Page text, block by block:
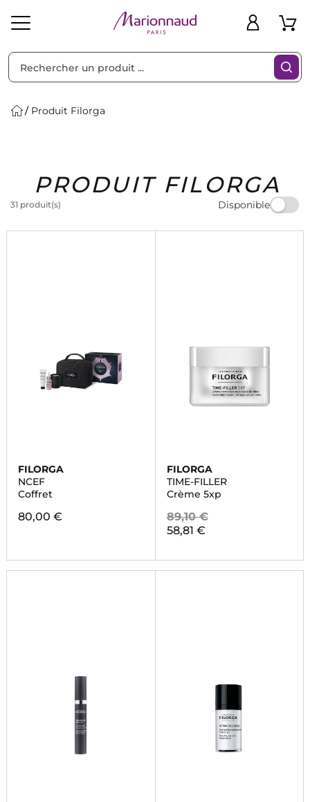
Solaire Homme Marques Idées
Cadeaux
Bons
Plans
Produit Filorga
PRODUIT FILORGA
31 produit(s) Disponible
Filtres
FILORGA
NCEF
Coffret
80,00 €
FILORGA
TIME-FILLER
Crème 5xp
89,10 €
58,81 €